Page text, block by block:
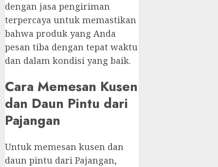
dengan jasa pengiriman
terpercaya untuk memastikan
bahwa produk yang Anda
pesan tiba dengan tepat waktu
dan dalam kondisi yang baik.
Cara Memesan Kusen
dan Daun Pintu dari
Pajangan
Untuk memesan kusen dan
daun pintu dari Pajangan,